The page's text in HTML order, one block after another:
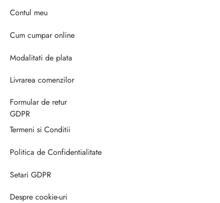
Contul meu
Cum cumpar online
Modalitati de plata
Livrarea comenzilor
Formular de retur
GDPR
Termeni si Conditii
Politica de Confidentialitate
Setari GDPR
Despre cookie-uri